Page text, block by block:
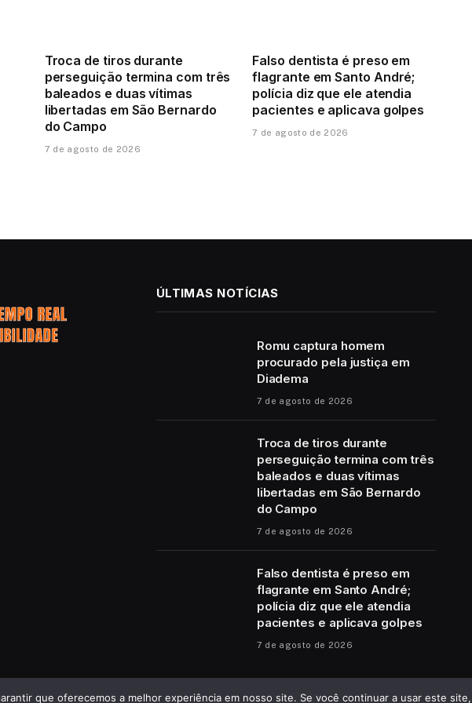
Troca de tiros durante
perseguição termina com três
baleados e duas vítimas
libertadas em São Bernardo
do Campo
7 de agosto de 2026
Falso dentista é preso em
flagrante em Santo André;
polícia diz que ele atendia
pacientes e aplicava golpes
7 de agosto de 2026
ÚLTIMAS NOTÍCIAS
Romu captura homem
procurado pela justiça em
Diadema
7 de agosto de 2026
Troca de tiros durante
perseguição termina com três
baleados e duas vítimas
libertadas em São Bernardo
do Campo
7 de agosto de 2026
Falso dentista é preso em
flagrante em Santo André;
polícia diz que ele atendia
pacientes e aplicava golpes
7 de agosto de 2026
que oferecemos a melhor experiência em nosso site. Se você continuar a usar este